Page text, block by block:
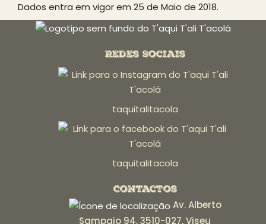
Dados entra em vigor em 25 de Maio de 2018.
Redes Sociais
taquitalitacola
taquitalitacola
Contactos
Av. Alberto
Sampaio 94, 3510-027, Viseu